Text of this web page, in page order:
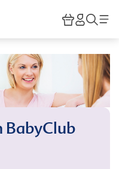
HiPP
BabyClub